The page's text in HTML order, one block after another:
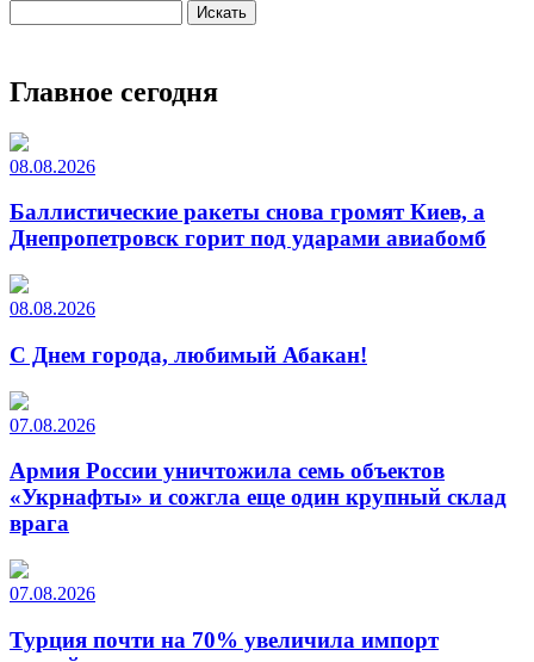
Главное сегодня
08.08.2026
Баллистические ракеты снова громят Киев, а
Днепропетровск горит под ударами авиабомб
08.08.2026
С Днем города, любимый Абакан!
07.08.2026
Армия России уничтожила семь объектов
«Укрнафты» и сожгла еще один крупный склад
врага
07.08.2026
Турция почти на 70% увеличила импорт